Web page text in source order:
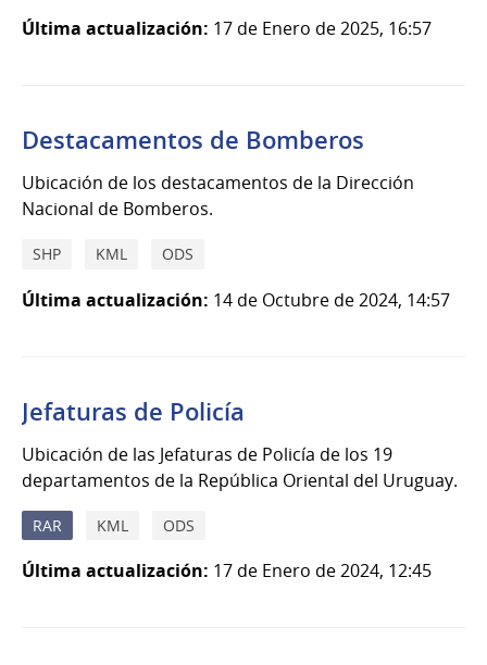
Última actualización: 17 de Enero de 2025, 16:57
Destacamentos de Bomberos
Ubicación de los destacamentos de la Dirección
Nacional de Bomberos.
SHP KML ODS
Última actualización: 14 de Octubre de 2024, 14:57
Jefaturas de Policía
Ubicación de las Jefaturas de Policía de los 19
departamentos de la República Oriental del Uruguay.
RAR KML ODS
Última actualización: 17 de Enero de 2024, 12:45